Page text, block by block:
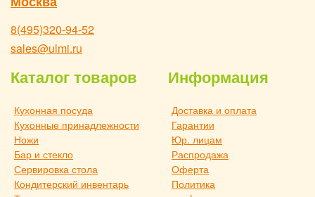
8(495)320-94-52
sales@ulmi.ru
Каталог товаров
Кухонная посуда
Кухонные принадлежности
Ножи
Бар и стекло
Сервировка стола
Кондитерский инвентарь
Информация
Доставка и оплата
Гарантии
Юр. лицам
Распродажа
Оферта
Политика